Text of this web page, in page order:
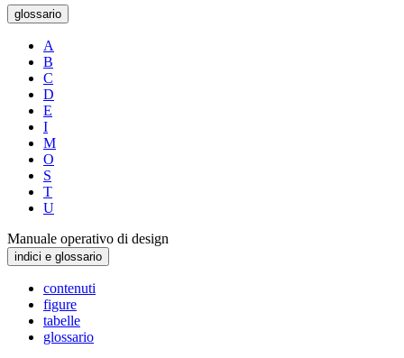
glossario
A
B
C
D
E
I
M
O
S
T
U
Manuale operativo di design
indici e glossario
contenuti
figure
tabelle
glossario